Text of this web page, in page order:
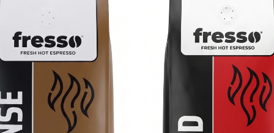
în variantele de
de
250g, 500g și
ibric, espresso,
, diferența constând în